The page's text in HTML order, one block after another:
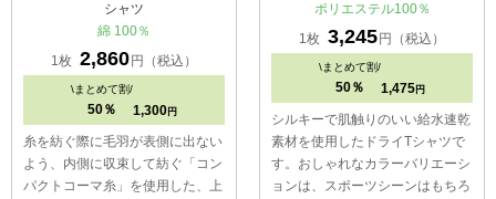
シャツ
綿 100％
1枚 2,860 円（税込）
\まとめて割/
50％ 1,300 円
糸を紡ぐ際に毛羽が表側に出ない
よう、内側に収束して紡ぐ「コン
パクトコーマ糸」を使用した、上
ポリエステル100％
1枚 3,245 円（税込）
\まとめて割/
50％ 1,475 円
シルキーで肌触りのいい給水速乾
素材を使用したドライTシャツで
す。おしゃれなカラーバリエーシ
ョンは、スポーツシーンはもちろ